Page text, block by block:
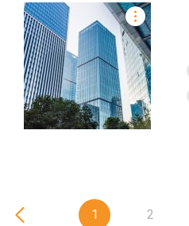
1 2